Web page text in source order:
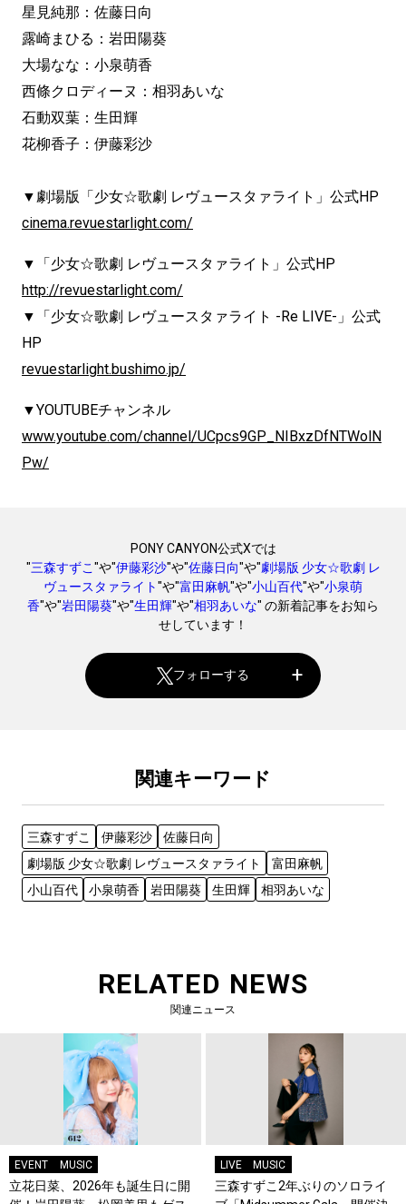
星見純那：佐藤日向
露崎まひる：岩田陽葵
大場なな：小泉萌香
西條クロディーヌ：相羽あいな
石動双葉：生田輝
花柳香子：伊藤彩沙
▼劇場版「少女☆歌劇 レヴュースタァライト」公式HP
cinema.revuestarlight.com/
▼「少女☆歌劇 レヴュースタァライト」公式HP
http://revuestarlight.com/
▼「少女☆歌劇 レヴュースタァライト -Re LIVE-」公式
HP
revuestarlight.bushimo.jp/
▼YOUTUBEチャンネル
www.youtube.com/channel/UCpcs9GP_NIBxzDfNTWolN
Pw/
PONY CANYON公式Xでは
"三森すずこ "や"伊藤彩沙"や"佐藤日向"や"劇場版 少女☆歌劇 レ
ヴュースタァライト"や"富田麻帆"や"小山百代"や"小泉萌
香"や"岩田陽葵"や"生田輝"や"相羽あいな" の新着記事をお知ら
せしています！
フォローする
関連キーワード
三森すずこ 伊藤彩沙
佐藤日向
劇場版 少女☆歌劇 レヴュースタァライト
富田麻帆
小山百代
小泉萌香 岩田陽葵 生田輝 相羽あいな
RELATED NEWS
関連ニュース
EVENT MUSIC
立花日菜、2026年も誕生日に開
LIVE MUSIC
三森すずこ2年ぶりのソロライ